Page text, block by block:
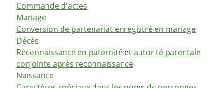
Commande d'actes
Mariage
Conversion de partenariat enregistré en mariage
Décès
Reconnaissance en paternité etautorité parentale
conjointe après reconnaissance
Naissance